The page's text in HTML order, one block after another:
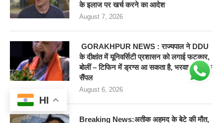
के इलाज पर खर्च करने का आदेश
August 7, 2026
GORAKHPUR NEWS : राज्यपाल ने DDU
के दीक्षांत में यूनिवर्सिटी प्रशासन को लगाई फटकार,
बोलीं – टिफिन में ड्रग्स आ सकता है, भरवाए खाने के
सैंपल
August 6, 2026
Breaking News:अतीक अहमद के बेटे की मौत,
HI